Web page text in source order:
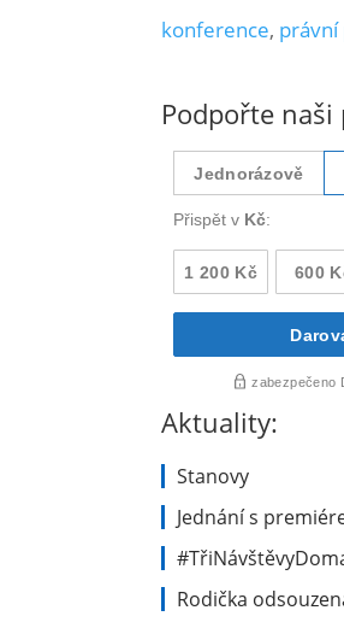
konference, právní
Podpořte naši
Aktuality:
Stanovy
Jednání s
Rodička